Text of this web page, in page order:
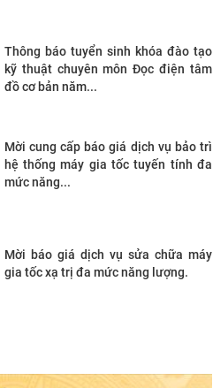
Thông báo tuyển sinh khóa đào tạo
kỹ thuật chuyên môn Đọc điện tâm
đồ cơ bản năm...
Mời cung cấp báo giá dịch vụ bảo trì
hệ thống máy gia tốc tuyến tính đa
mức năng...
Mời báo giá dịch vụ sửa chữa máy
gia tốc xạ trị đa mức năng lượng.